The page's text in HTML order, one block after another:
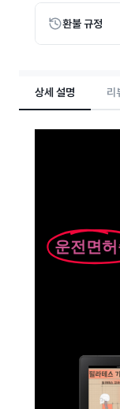
상세 설명 리
운전면
환불 규정